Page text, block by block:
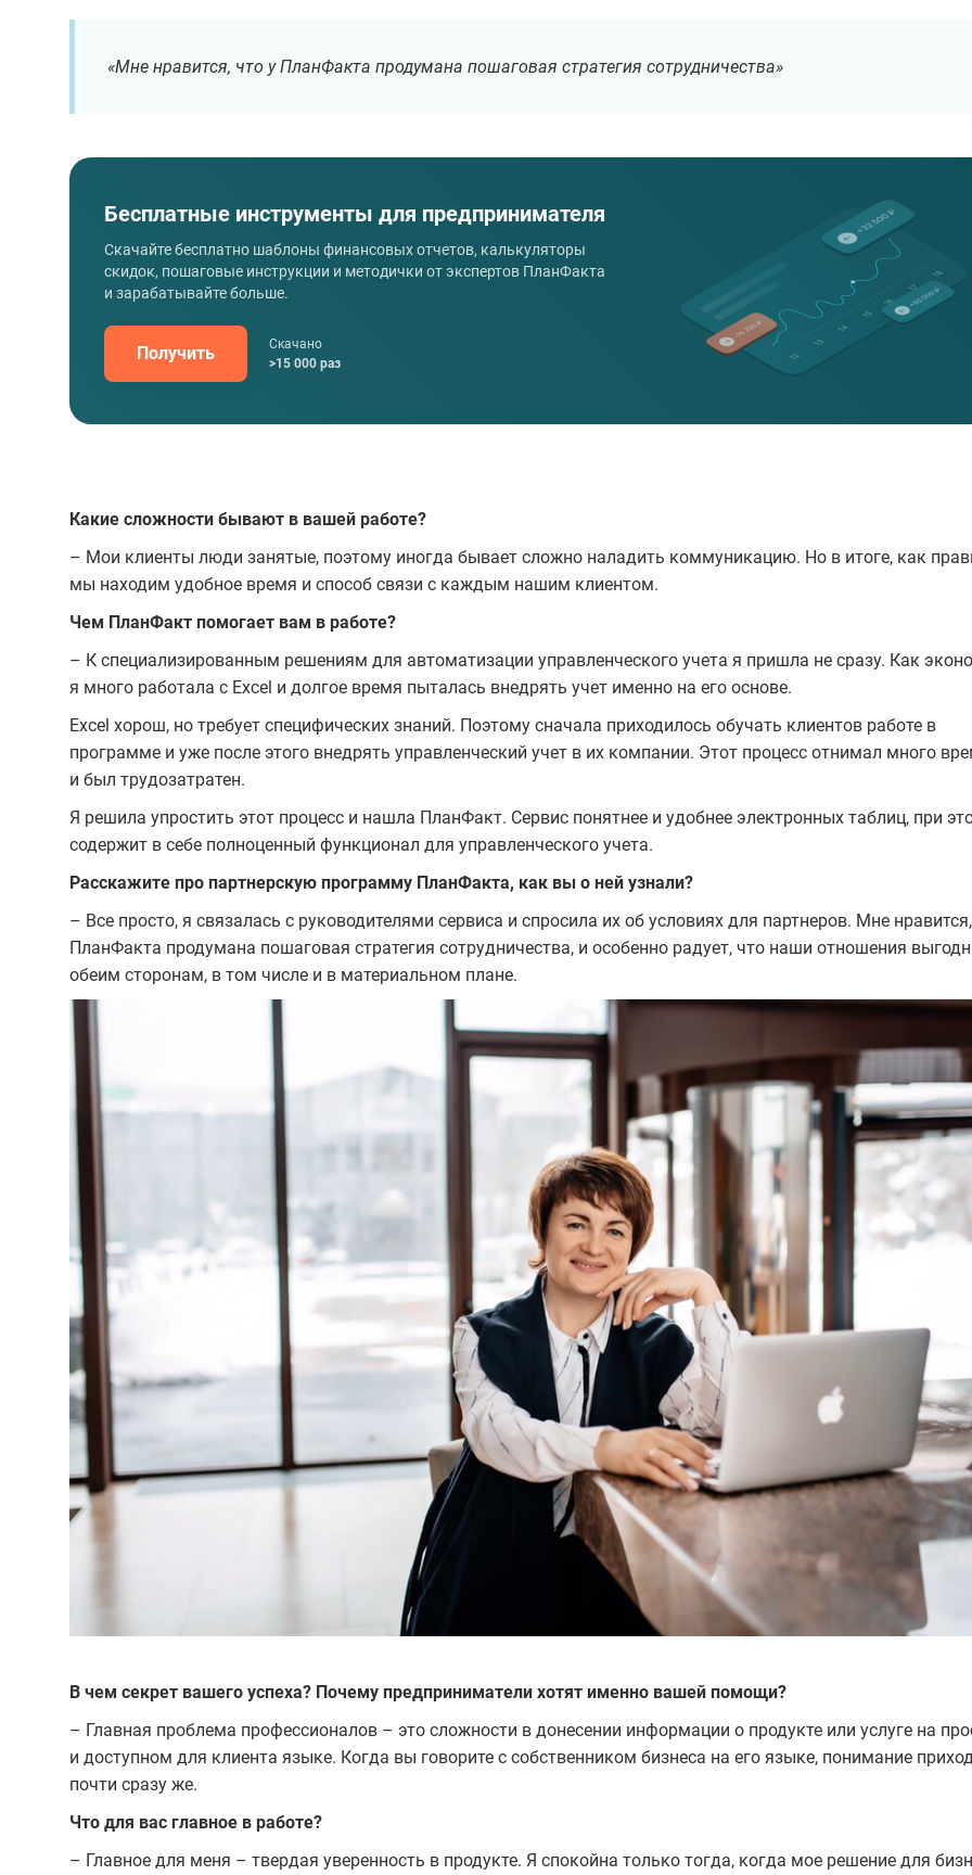
«Мне нравится, что у ПланФакта продумана пошаговая стратегия сотрудничества»
Бесплатные инструменты для предпринимателя
Скачайте бесплатно шаблоны финансовых отчетов, калькуляторы
скидок, пошаговые инструкции и методички от экспертов ПланФакта
и зарабатывайте больше.
Получить
Скачано
>15 000 раз
Какие сложности бывают в вашей работе?
– Мои клиенты люди занятые, поэтому иногда бывает сложно наладить коммуникацию. Но в итоге, как
мы находим удобное время и способ связи с каждым нашим клиентом.
Чем ПланФакт помогает вам в работе?
– К специализированным решениям для автоматизации управленческого учета я пришла не сразу. Как
я много работала с Excel и долгое время пыталась внедрять учет именно на его основе.
Excel хорош, но требует специфических знаний. Поэтому сначала приходилось обучать клиентов работе в
программе и уже после этого внедрять управленческий учет в их компании. Этот процесс отнимал много
и был трудозатратен.
Я решила упростить этот процесс и нашла ПланФакт. Сервис понятнее и удобнее электронных таблиц, при
содержит в себе полноценный функционал для управленческого учета.
Расскажите про партнерскую программу ПланФакта, как вы о ней узнали?
– Все просто, я связалась с руководителями сервиса и спросила их об условиях для партнеров. Мне
ПланФакта продумана пошаговая стратегия сотрудничества, и особенно радует, что наши отношения
обеим сторонам, в том числе и в материальном плане.
В чем секрет вашего успеха? Почему предприниматели хотят именно вашей помощи?
– Главная проблема профессионалов – это сложности в донесении информации о продукте или услуге на
и доступном для клиента языке. Когда вы говорите с собственником бизнеса на его языке, понимание
почти сразу же.
Что для вас главное в работе?
– Главное для меня – твердая уверенность в продукте. Я спокойна только тогда, когда мое решение для